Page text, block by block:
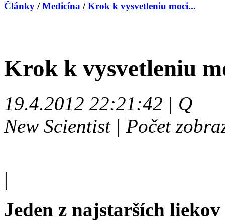
Články /Medicína /Krok k vysvetleniu moci...
Krok k vysvetleniu
19.4.2012 22:21:42 | Q
New Scientist | Počet
|
Jeden z najstarších